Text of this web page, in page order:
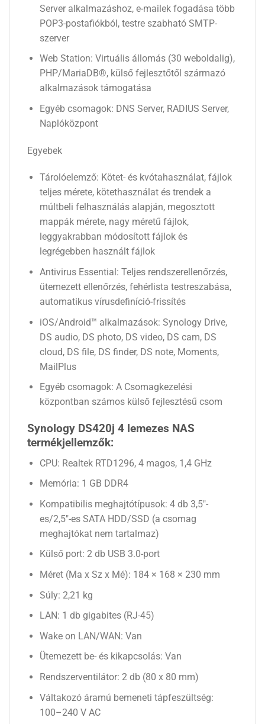
Server alkalmazáshoz, e-mailek fogadása több
POP3-postafiókból, testre szabható SMTP-
szerver
Web Station: Virtuális állomás (30 weboldalig),
PHP/MariaDB®, külső fejlesztőtől származó
alkalmazások támogatása
Egyéb csomagok: DNS Server, RADIUS Server,
Naplóközpont
Egyebek
Tárolóelemző: Kötet- és kvótahasználat, fájlok
teljes mérete, kötethasználat és trendek a
múltbeli felhasználás alapján, megosztott
mappák mérete, nagy méretű fájlok,
leggyakrabban módosított fájlok és
legrégebben használt fájlok
Antivirus Essential: Teljes rendszerellenőrzés,
ütemezett ellenőrzés, fehérlista testreszabása,
automatikus vírusdefiníció-frissítés
iOS/Android™ alkalmazások: Synology Drive,
DS audio, DS photo, DS video, DS cam, DS
cloud, DS file, DS finder, DS note, Moments,
MailPlus
Egyéb csomagok: A Csomagkezelési
központban számos külső fejlesztésű csom
Synology DS420j 4 lemezes NAS
termékjellemzők:
CPU: Realtek RTD1296, 4 magos, 1,4 GHz
Memória: 1 GB DDR4
Kompatibilis meghajtótípusok: 4 db 3,5″-
es/2,5″-es SATA HDD/SSD (a csomag
meghajtókat nem tartalmaz)
Külső port: 2 db USB 3.0-port
Méret (Ma x Sz x Mé): 184 × 168 × 230 mm
Súly: 2,21 kg
LAN: 1 db gigabites (RJ-45)
Wake on LAN/WAN: Van
Ütemezett be- és kikapcsolás: Van
Rendszerventilátor: 2 db (80 x 80 mm)
Váltakozó áramú bemeneti tápfeszültség:
100–240 V AC